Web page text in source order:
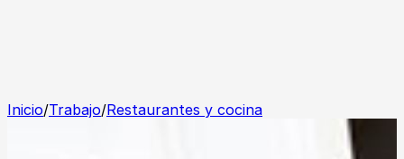
Inicio/Trabajo/Restaurantes y cocina